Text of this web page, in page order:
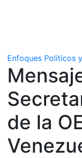
Enfoques Políticos
de la